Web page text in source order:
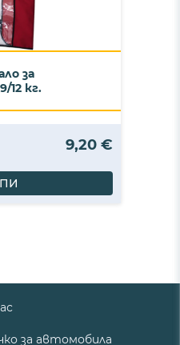
за
12 кг.
9,20 €
за автомобила